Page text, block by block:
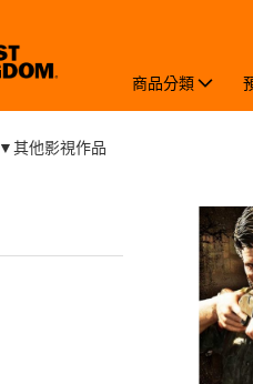
商品分類
▼其他影視作品